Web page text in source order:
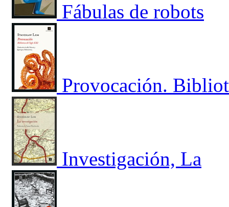
Fábulas de robots
Provocación.
Investigación, La